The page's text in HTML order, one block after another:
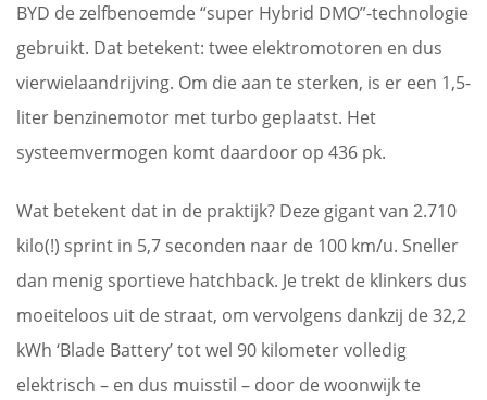
BYD de zelfbenoemde “super Hybrid DMO”-technologie
gebruikt. Dat betekent: twee elektromotoren en dus
vierwielaandrijving. Om die aan te sterken, is er een 1,5-
liter benzinemotor met turbo geplaatst. Het
systeemvermogen komt daardoor op 436 pk.
Wat betekent dat in de praktijk? Deze gigant van 2.710
kilo(!) sprint in 5,7 seconden naar de 100 km/u. Sneller
dan menig sportieve hatchback. Je trekt de klinkers dus
moeiteloos uit de straat, om vervolgens dankzij de 32,2
kWh ‘Blade Battery’ tot wel 90 kilometer volledig
elektrisch – en dus muisstil – door de woonwijk te